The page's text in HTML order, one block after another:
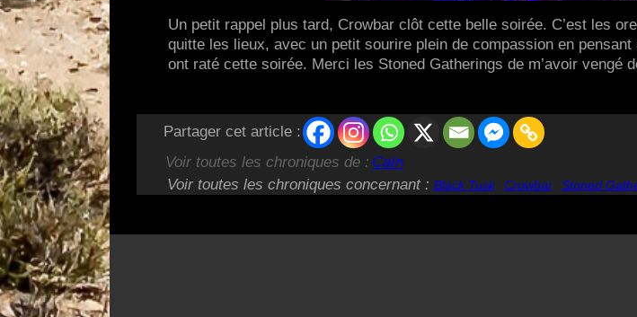
Un petit rappel plus tard, Crowbar clôt cette belle soirée. C’est les
quitte les lieux, avec un petit sourire plein de compassion en
ont raté cette soirée. Merci les Stoned Gatherings de m’avoir vengé
Partager cet article :
Voir toutes les chroniques de : Caïn
Voir toutes les chroniques concernant : Black Tusk Crowbar Stoned